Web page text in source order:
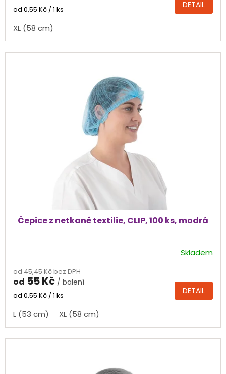
4,8
5
hvězdiček.
Měrná
od 0,55 Kč / 1 ks DETAIL
XL (58 cm)
Čepice z netkané textilie, CLIP, 100 ks, modrá
produktu
je
5,0
5
hvězdiček.
Skladem
od 45,45 Kč bez DPH
od 55 Kč / balení
Měrná
od 0,55 Kč / 1 ks DETAIL
L (53 cm) XL (58 cm)